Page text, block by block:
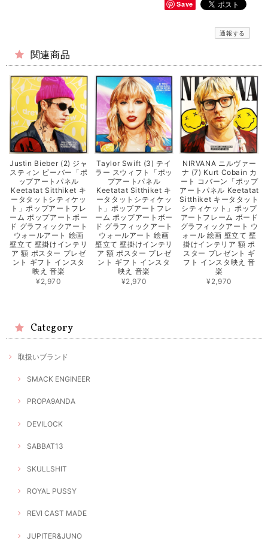
Save
通報する
関連商品
Justin Bieber (2) ジャ
スティン ビーバー「ポ
ップアートパネル
Keetatat Sitthiket キ
ータタットシティケッ
ト」ポップアートフレ
ーム ポップアートボー
ド グラフィックアート
ウォールアート 絵画
壁立て 壁掛けインテリ
ア 額 ポスター プレゼ
ント ギフト インスタ
映え 音楽
¥2,970
Taylor Swift (3) テイ
ラー スウィフト「ポッ
プアートパネル
Keetatat Sitthiket キ
ータタットシティケッ
ト」ポップアートフレ
ーム ポップアートボー
ド グラフィックアート
ウォールアート 絵画
壁立て 壁掛けインテリ
ア 額 ポスター プレゼ
ント ギフト インスタ
映え 音楽
¥2,970
NIRVANA ニルヴァー
ナ (7) Kurt Cobain カ
ート コバーン「ポップ
アートパネル Keetatat
Sitthiket キータタット
シティケット」ポップ
アートフレーム ボード
グラフィックアート ウ
ォール 絵画 壁立て 壁
掛けインテリア 額 ポ
スター プレゼント ギ
フト インスタ映え 音
楽
¥2,970
Category
取扱いブランド
SMACK ENGINEER
PROPA9ANDA
DEVILOCK
SABBAT13
SKULLSHIT
ROYAL PUSSY
REVI CAST MADE
JUPITER&JUNO